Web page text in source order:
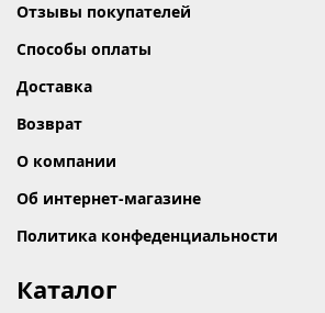
Отзывы покупателей
Способы оплаты
Доставка
Возврат
О компании
Об интернет-магазине
Политика конфеденциальности
Каталог